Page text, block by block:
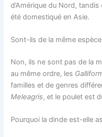
d’Amérique du Nord,
été domestiqué en Asie.
Sont-ils de la même
Non, ils ne sont pas de la
au même ordre, les
familles et de genres
Meleagris, et le poulet est
Pourquoi la dinde est-elle